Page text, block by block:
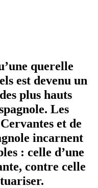
querelle
est devenu un
plus hauts
Les
et de
incarnent
: celle d’une
contre celle